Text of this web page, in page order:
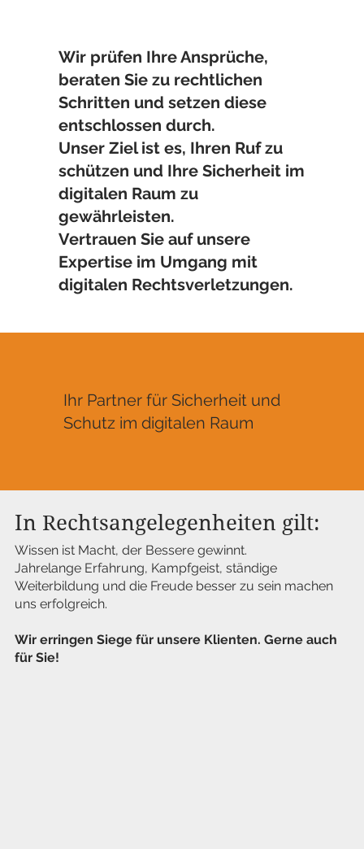
Wir prüfen Ihre Ansprüche,
beraten Sie zu rechtlichen
Schritten und setzen diese
entschlossen durch.
Unser Ziel ist es, Ihren Ruf zu
schützen und Ihre Sicherheit im
digitalen Raum zu
gewährleisten.
Vertrauen Sie auf unsere
Expertise im Umgang mit
digitalen Rechtsverletzungen.
Ihr Partner für Sicherheit und
Schutz im digitalen Raum
In Rechtsangelegenheiten gilt:
Wissen ist Macht, der Bessere gewinnt.
Jahrelange Erfahrung, Kampfgeist, ständige
Weiterbildung und die Freude besser zu sein machen
uns erfolgreich.
Wir erringen Siege für unsere Klienten. Gerne auch
für Sie!